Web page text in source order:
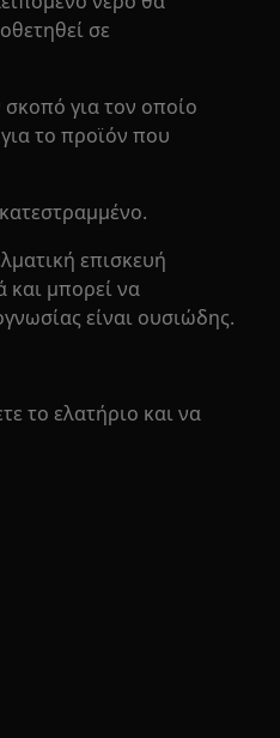
σε
σκοπό για τον οποίο
το προϊόν που
επισκευή
και μπορεί να
είναι ουσιώδης.
το ελατήριο και να